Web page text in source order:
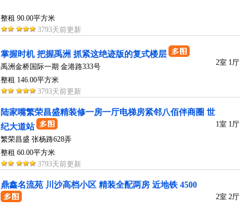
整租 90.00平方米
3793天前更新
掌握时机 把握禹洲 抓紧这绝迹版的复式楼层
禹洲金桥国际一期 金港路333号
整租 146.00平方米
3793天前更新
2室 1厅
陆家嘴繁荣昌盛精装修一房一厅电梯房紧邻八佰伴商圈 世
纪大道站
繁荣昌盛 张杨路628弄
整租 60.00平方米
3793天前更新
1室 1厅
鼎鑫名流苑 川沙高档小区 精装全配两房 近地铁 4500
2室 2厅